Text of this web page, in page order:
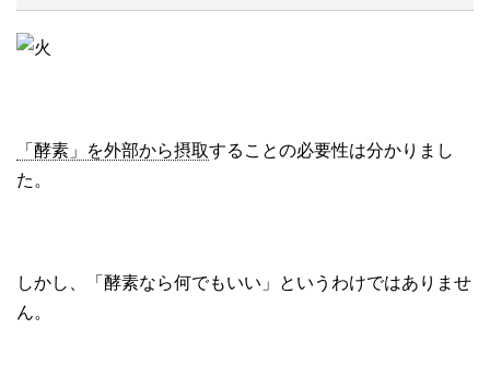
「酵素」を外部から摂取することの必要性は分かりまし
た。
しかし、「酵素なら何でもいい」というわけではありませ
ん。